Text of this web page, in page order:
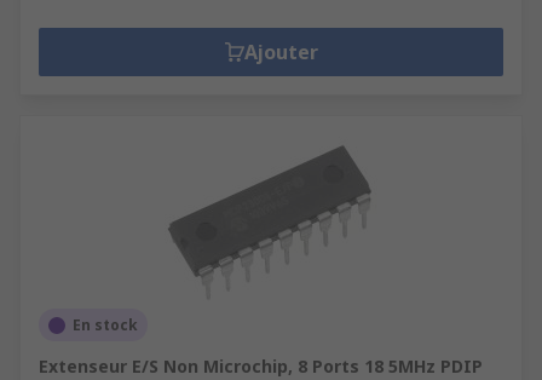
Ajouter
En stock
Extenseur E/S Non Microchip, 8 Ports 18 5MHz PDIP